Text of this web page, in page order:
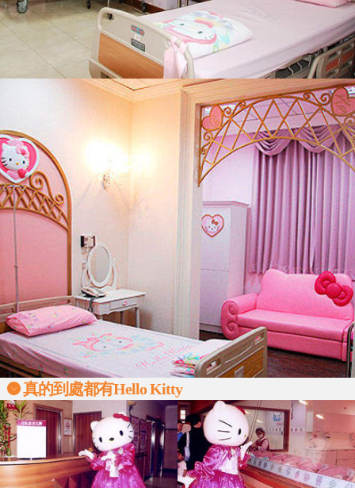
真的到處都有Hello Kitty